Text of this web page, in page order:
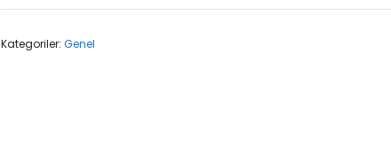
Yorulur!
Kategoriler: Genel